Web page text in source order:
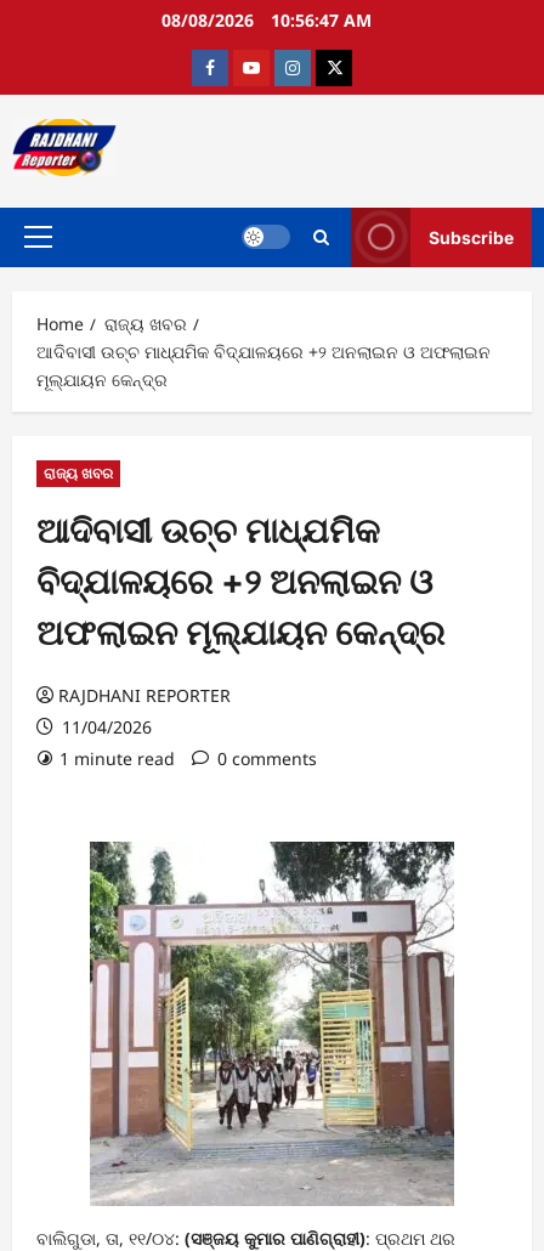
08/08/2026 10:56:48 AM
FacebookYoutubeInstagramtwitter
Primary
Subscribe
Home
ରାଜ୍ୟ ଖବର
ଆଦିବାସୀ ଉଚ୍ଚ ମାଧ୍ଯମିକ ବିଦ୍ଯାଳୟରେ +୨ ଅନଲାଇନ ଓ ଅଫଲାଇନ
ମୂଲ୍ଯାୟନ କେନ୍ଦ୍ର
ରାଜ୍ୟ ଖବର
ଆଦିବାସୀ ଉଚ୍ଚ ମାଧ୍ଯମିକ
ବିଦ୍ଯାଳୟରେ +୨ ଅନଲାଇନ ଓ
ଅଫଲାଇନ ମୂଲ୍ଯାୟନ କେନ୍ଦ୍ର
RAJDHANI REPORTER
11/04/2026
1 minute read
0 comments
ବାଲିଗୁଡା, ତା, ୧୧/୦୪: (ସଞ୍ଜୟ କୁମାର ପାଣିଗ୍ରାହୀ): ପ୍ରଥମ ଥର